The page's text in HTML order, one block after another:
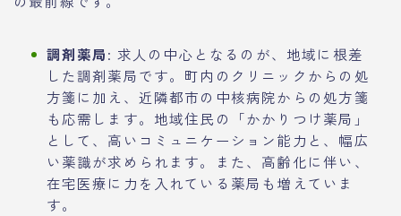
調剤薬局: 求人の中心となるのが、地域に根差
した調剤薬局です。町内のクリニックからの処
方箋に加え、近隣都市の中核病院からの処方箋
も応需します。地域住民の「かかりつけ薬局」
として、高いコミュニケーション能力と、幅広
い薬識が求められます。また、高齢化に伴い、
在宅医療に力を入れている薬局も増えていま
す。